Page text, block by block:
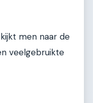
men naar de
veelgebruikte